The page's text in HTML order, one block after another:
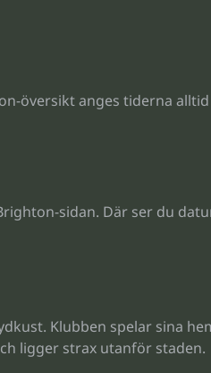
översikt anges tiderna alltid i
sidan. Där ser du
Klubben spelar sina
ligger strax utanför staden.